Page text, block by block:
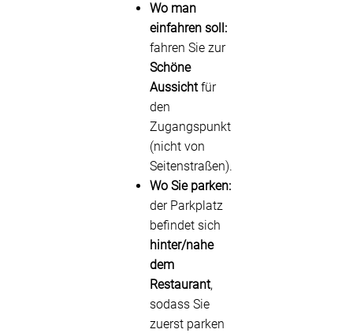
Wo man
einfahren soll:
fahren Sie zur
Schöne
Aussichtfür
den
Zugangspunkt
(nicht von
Seitenstraßen).
Wo Sie parken:
der Parkplatz
befindet sich
hinter/nahe
dem
Restaurant,
sodass Sie
zuerst parken